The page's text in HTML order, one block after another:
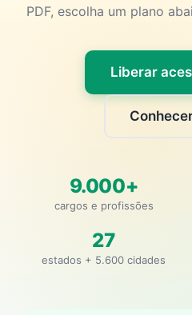
PDF, escolha um plano
Liberar
9.000+
cargos e profissões
27
estados + 5.600 cidades